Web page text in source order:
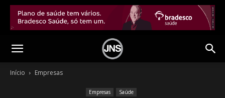
Início Empresas
Empresas Saúde